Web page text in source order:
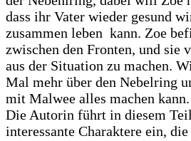
dass ihr Vater wieder gesund
zusammen leben kann. Zoe
zwischen den Fronten, und sie
aus der Situation zu machen.
Mal mehr über den Nebelring
mit Malwee alles machen kann.
Die Autorin führt in diesem
interessante Charaktere ein,